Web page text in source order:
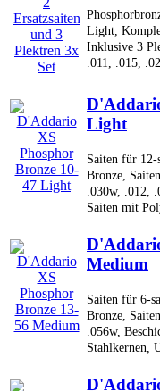
Light,
Inklusive 3
.011, .015,
Light
Saiten für 12-
Bronze,
.030w, .012,
Saiten mit
Medium
Saiten für 6-
Bronze,
.056w,
Stahlkernen,